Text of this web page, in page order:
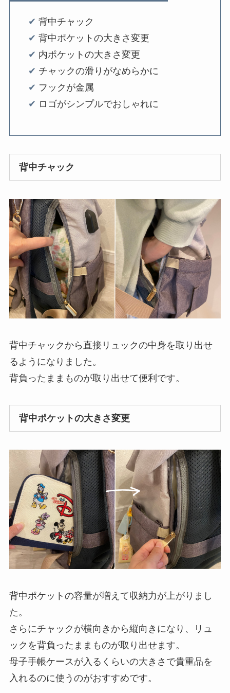
✔ 背中チャック
✔︎ 背中ポケットの大きさ変更
✔︎ 内ポケットの大きさ変更
✔︎ チャックの滑りがなめらかに
✔︎ フックが金属
✔︎ ロゴがシンプルでおしゃれに
背中チャック
背中チャックから直接リュックの中身を取り出せ
るようになりました。
背負ったままものが取り出せて便利です。
背中ポケットの大きさ変更
背中ポケットの容量が増えて収納力が上がりまし
た。
さらにチャックが横向きから縦向きになり、リュ
ックを背負ったままものが取り出せます。
母子手帳ケースが入るくらいの大きさで貴重品を
入れるのに使うのがおすすめです。